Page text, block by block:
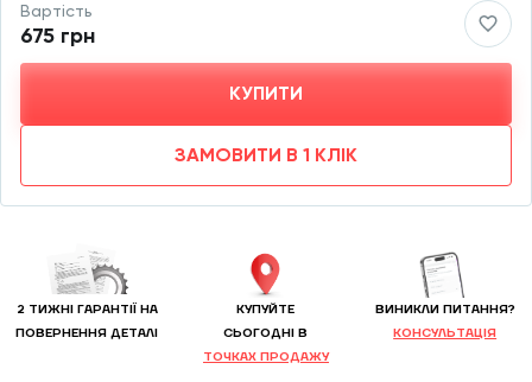
Вартість
675 грн
КУПИТИ
ЗАМОВИТИ В 1 КЛІК
2 ТИЖНІ ГАРАНТІЇ НА
ПОВЕРНЕННЯ ДЕТАЛІ
КУПУЙТЕ
CЬОГОДНІ В
ТОЧКАХ ПРОДАЖУ
ВИНИКЛИ ПИТАННЯ?
КОНСУЛЬТАЦІЯ